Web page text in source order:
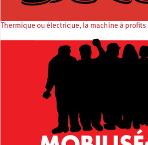
Thermique ou électrique, la machine à